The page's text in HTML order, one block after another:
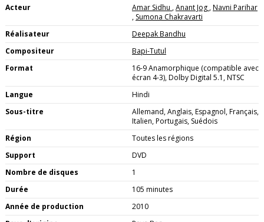
Acteur Amar Sidhu ,Anant Jog ,Navni Parihar
, Sumona Chakravarti
Réalisateur
Deepak Bandhu
Compositeur
Bapi-Tutul
Format
16-9 Anamorphique (compatible avec
écran 4-3), Dolby Digital 5.1, NTSC
Langue
Hindi
Sous-titre
Allemand, Anglais, Espagnol, Français,
Italien, Portugais, Suédois
Région
Toutes les régions
Support
DVD
Nombre de disques
1
Durée
105 minutes
Année de production
2010